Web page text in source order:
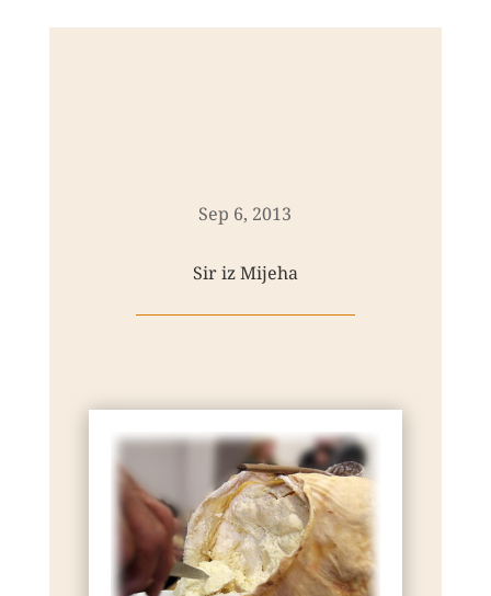
Sep 6, 2013
Sir iz Mijeha